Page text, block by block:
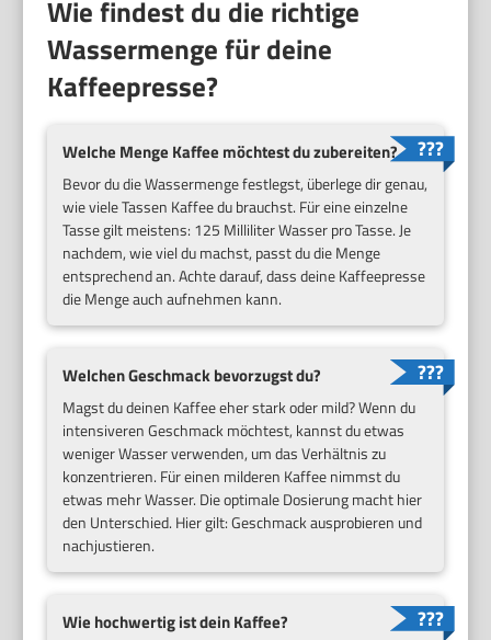
Wie findest du die richtige
Wassermenge für deine
Kaffeepresse?
Welche Menge Kaffee möchtest du zubereiten?
Bevor du die Wassermenge festlegst, überlege dir genau,
wie viele Tassen Kaffee du brauchst. Für eine einzelne
Tasse gilt meistens: 125 Milliliter Wasser pro Tasse. Je
nachdem, wie viel du machst, passt du die Menge
entsprechend an. Achte darauf, dass deine Kaffeepresse
die Menge auch aufnehmen kann.
Welchen Geschmack bevorzugst du?
Magst du deinen Kaffee eher stark oder mild? Wenn du
intensiveren Geschmack möchtest, kannst du etwas
weniger Wasser verwenden, um das Verhältnis zu
konzentrieren. Für einen milderen Kaffee nimmst du
etwas mehr Wasser. Die optimale Dosierung macht hier
den Unterschied. Hier gilt: Geschmack ausprobieren und
nachjustieren.
Wie hochwertig ist dein Kaffee?